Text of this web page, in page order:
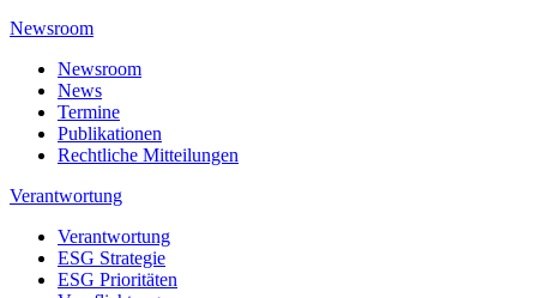
Newsroom
Newsroom
News
Termine
Publikationen
Rechtliche Mitteilungen
Verantwortung
Verantwortung
ESG Strategie
ESG Prioritäten